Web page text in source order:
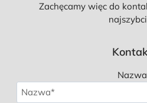
Zachęcamy więc do
Nazwa